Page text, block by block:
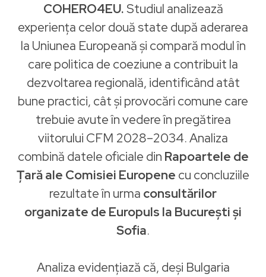
COHERO4EU.Studiul analizează
experiența celor două state după aderarea
la Uniunea Europeană și compară modul în
care politica de coeziune a contribuit la
dezvoltarea regională, identificând atât
bune practici, cât și provocări comune care
trebuie avute în vedere în pregătirea
viitorului CFM 2028–2034. Analiza
combină datele oficiale din Rapoartele de
Țară ale Comisiei Europene cu concluziile
rezultate în urma consultărilor
organizate de Europuls la București și
Sofia.
Analiza evidențiază că, deși Bulgaria